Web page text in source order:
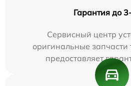
Гарантия до
Сервисный центр
оригинальные запчасти
предоставляет